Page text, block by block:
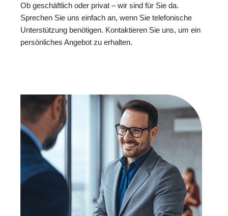
Ob geschäftlich oder privat – wir sind für Sie da.
Sprechen Sie uns einfach an, wenn Sie telefonische
Unterstützung benötigen. Kontaktieren Sie uns, um ein
persönliches Angebot zu erhalten.